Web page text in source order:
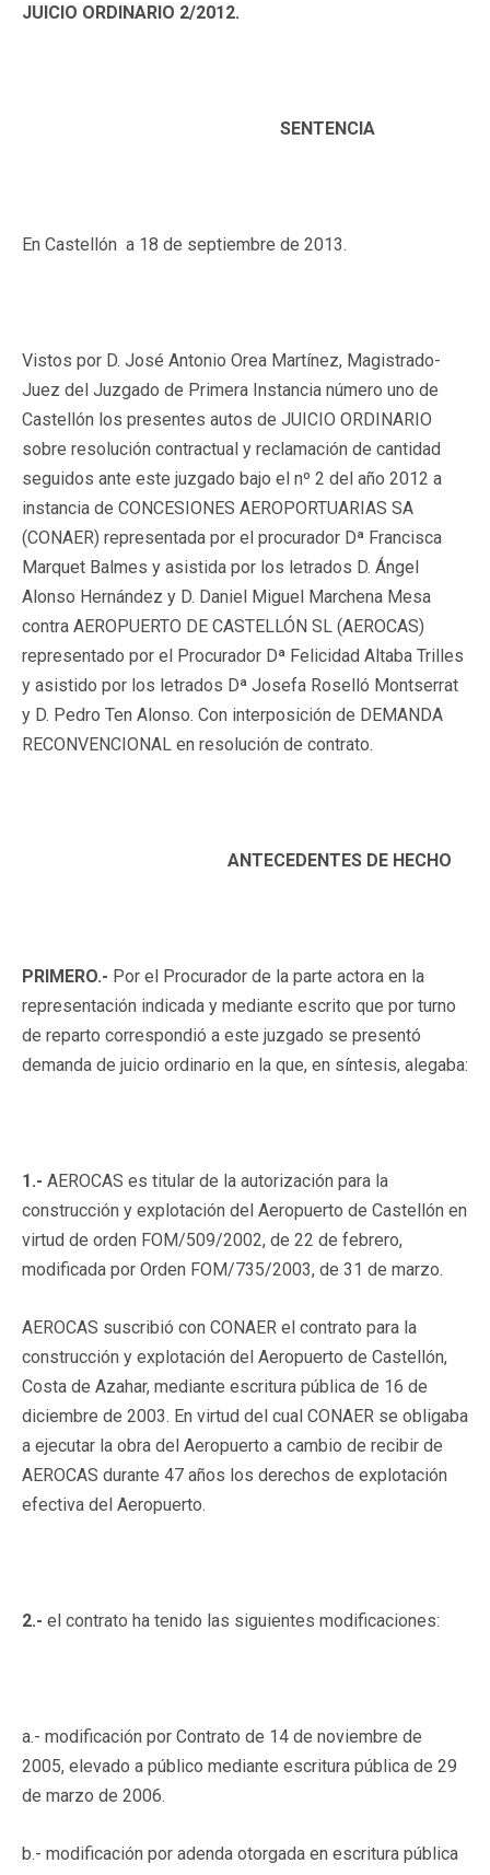
JUICIO ORDINARIO 2/2012.
SENTENCIA
En Castellón a 18 de septiembre de 2013.
Vistos por D. José Antonio Orea Martínez, Magistrado-
Juez del Juzgado de Primera Instancia número uno de
Castellón los presentes autos de JUICIO ORDINARIO
sobre resolución contractual y reclamación de cantidad
seguidos ante este juzgado bajo el nº 2 del año 2012 a
instancia de CONCESIONES AEROPORTUARIAS SA
(CONAER) representada por el procurador Dª Francisca
Marquet Balmes y asistida por los letrados D. Ángel
Alonso Hernández y D. Daniel Miguel Marchena Mesa
contra AEROPUERTO DE CASTELLÓN SL (AEROCAS)
representado por el Procurador Dª Felicidad Altaba Trilles
y asistido por los letrados Dª Josefa Roselló Montserrat
y D. Pedro Ten Alonso. Con interposición de DEMANDA
RECONVENCIONAL en resolución de contrato.
ANTECEDENTES DE HECHO
PRIMERO.- Por el Procurador de la parte actora en la
representación indicada y mediante escrito que por turno
de reparto correspondió a este juzgado se presentó
demanda de juicio ordinario en la que, en síntesis, alegaba:
1.- AEROCAS es titular de la autorización para la
construcción y explotación del Aeropuerto de Castellón en
virtud de orden FOM/509/2002, de 22 de febrero,
modificada por Orden FOM/735/2003, de 31 de marzo.
AEROCAS suscribió con CONAER el contrato para la
construcción y explotación del Aeropuerto de Castellón,
Costa de Azahar, mediante escritura pública de 16 de
diciembre de 2003. En virtud del cual CONAER se obligaba
a ejecutar la obra del Aeropuerto a cambio de recibir de
AEROCAS durante 47 años los derechos de explotación
efectiva del Aeropuerto.
2.- el contrato ha tenido las siguientes modificaciones:
a.- modificación por Contrato de 14 de noviembre de
2005, elevado a público mediante escritura pública de 29
de marzo de 2006.
b.- modificación por adenda otorgada en escritura pública